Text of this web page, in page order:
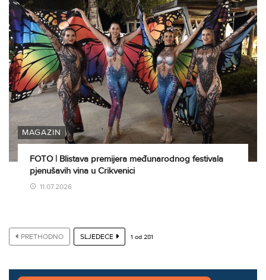
MAGAZIN
FOTO | Blistava premijera međunarodnog festivala
pjenušavih vina u Crikvenici
11.07.2026
PRETHODNO SLJEDEĆE 1 od 281